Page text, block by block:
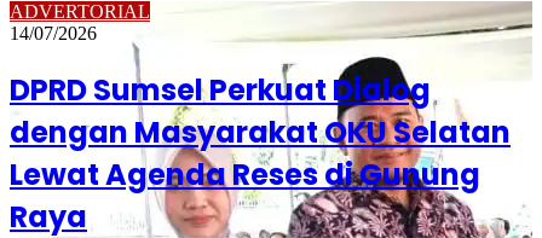
ADVERTORIAL
14/07/2026
DPRD Sumsel Perkuat Dialog
dengan Masyarakat OKU Selatan
Lewat Agenda Reses di Gunung
Raya